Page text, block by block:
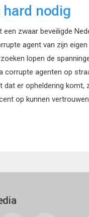
hard nodig
een zwaar beveiligde
agent van zijn
lopen de
corrupte agenten op
dat er opheldering komt,
op kunnen